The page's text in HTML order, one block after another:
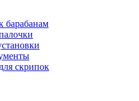
барабанам
скрипок